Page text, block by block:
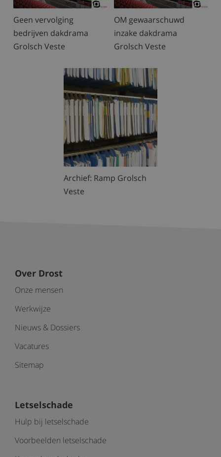
Geen vervolging
bedrijven dakdrama
Grolsch Veste
OM gewaarschuwd
inzake dakdrama
Grolsch Veste
Archief: Ramp Grolsch
Veste
Over Drost
Onze mensen
Werkwijze
Nieuws & Dossiers
Vacatures
Sitemap
Letselschade
Hulp bij letselschade
Voorbeelden letselschade